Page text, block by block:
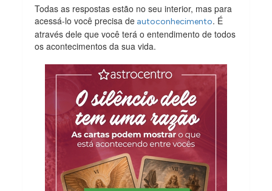
Todas as respostas estão no seu interior, mas para
acessá-lo você precisa de autoconhecimento. É
através dele que você terá o entendimento de todos
os acontecimentos da sua vida.